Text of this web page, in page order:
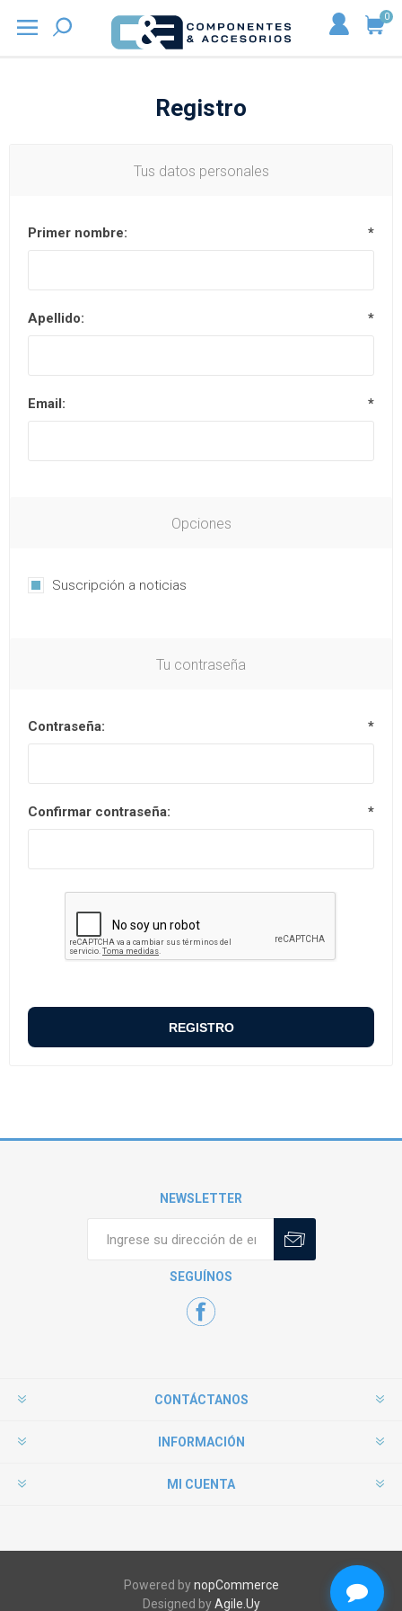
0
Registro
Tus datos personales
Primer nombre: *
Apellido: *
Email: *
Opciones
Suscripción a noticias
Tu contraseña
Contraseña: *
Confirmar contraseña: *
NEWSLETTER
SEGUÍNOS
CONTÁCTANOS
INFORMACIÓN
MI CUENTA
Powered bynopCommerce
Designed byAgile.Uy